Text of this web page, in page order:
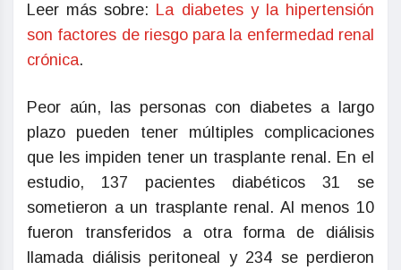
Leer más sobre: La diabetes y la hipertensión
son factores de riesgo para la enfermedad renal
crónica.
Peor aún, las personas con diabetes a largo
plazo pueden tener múltiples complicaciones
que les impiden tener un trasplante renal. En el
estudio, 137 pacientes diabéticos 31 se
sometieron a un trasplante renal. Al menos 10
fueron transferidos a otra forma de diálisis
llamada diálisis peritoneal y 234 se perdieron